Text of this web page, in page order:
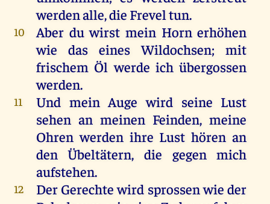
werdenalle,die Freveltun.
10 Aber du wirst mein Horn erhöhen
wie
das eines Wildochsen;mit
frischem Öl werde ichübergossen
werden.
11 Und mein Auge wird seine Lust
sehen an meinen Feinden,meine
Ohren werden ihre Lust hören an
den Übeltätern, die gegen mich
aufstehen.
12 Der Gerechte wird sprossenwie der